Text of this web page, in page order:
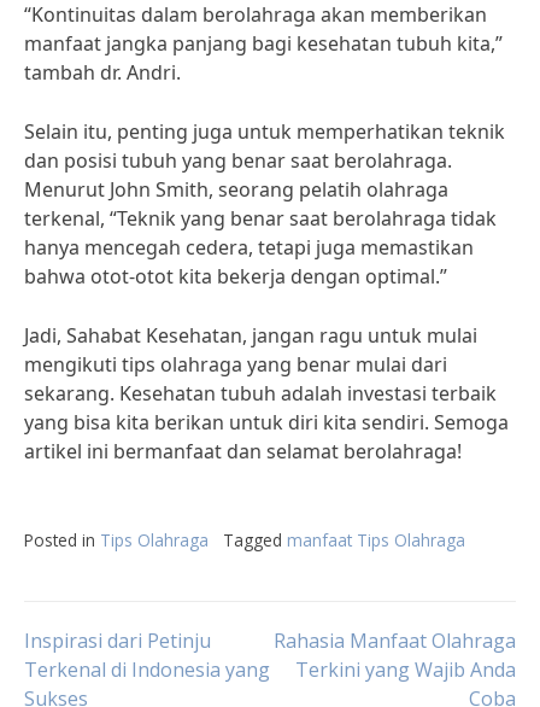
“Kontinuitas dalam berolahraga akan memberikan
manfaat jangka panjang bagi kesehatan tubuh kita,”
tambah dr. Andri.
Selain itu, penting juga untuk memperhatikan teknik
dan posisi tubuh yang benar saat berolahraga.
Menurut John Smith, seorang pelatih olahraga
terkenal, “Teknik yang benar saat berolahraga tidak
hanya mencegah cedera, tetapi juga memastikan
bahwa otot-otot kita bekerja dengan optimal.”
Jadi, Sahabat Kesehatan, jangan ragu untuk mulai
mengikuti tips olahraga yang benar mulai dari
sekarang. Kesehatan tubuh adalah investasi terbaik
yang bisa kita berikan untuk diri kita sendiri. Semoga
artikel ini bermanfaat dan selamat berolahraga!
Posted in Tips Olahraga Tagged manfaat Tips Olahraga
Post
Inspirasi dari Petinju
Terkenal di Indonesia yang
Sukses
Rahasia Manfaat Olahraga
Terkini yang Wajib Anda
Coba